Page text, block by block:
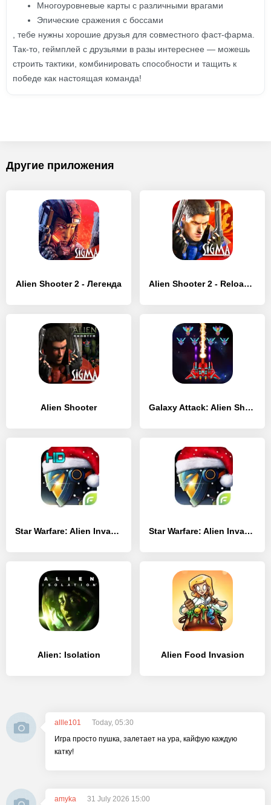
Многоуровневые карты с различными врагами
Эпические сражения с боссами
, тебе нужны хорошие друзья для совместного фаст-фарма.
Так-то, геймплей с друзьями в разы интереснее — можешь
строить тактики, комбинировать способности и тащить к
победе как настоящая команда!
Другие приложения
Alien Shooter 2 - Легенда Alien Shooter 2 - Reloaded
Alien Shooter Galaxy Attack: Alien Shooter
Star Warfare: Alien Invasion HD Star Warfare: Alien Invasion
Alien: Isolation Alien Food Invasion
allle101
Today, 05:30
Игра просто пушка, залетает на ура, кайфую каждую
катку!
amyka
31 July 2026 15:00